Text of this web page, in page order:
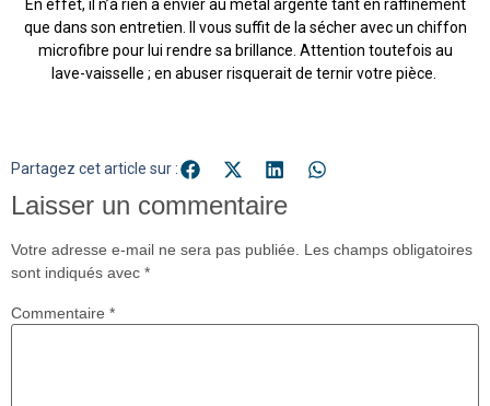
En effet, il n’a rien à envier au métal argenté tant en raffinement
que dans son entretien. Il vous suffit de la sécher avec un chiffon
microfibre pour lui rendre sa brillance. Attention toutefois au
lave-vaisselle ; en abuser risquerait de ternir votre pièce.
Partagez cet article sur :
Laisser un commentaire
Votre adresse e-mail ne sera pas publiée.
Les champs obligatoires
sont indiqués avec *
Commentaire *